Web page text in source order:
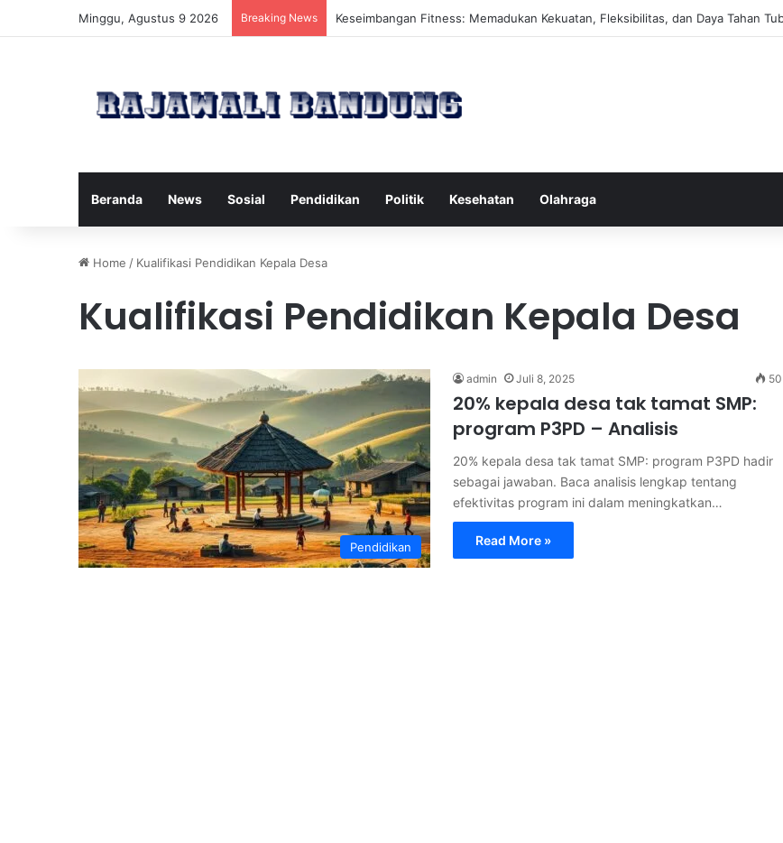
Minggu, Agustus 9 2026 Breaking News Manfaat Pilates Reformer untuk Meningkatkan Kekuatan Otot Inti Secara Efektif
Beranda News Sosial Pendidikan Politik Kesehatan Olahraga
Home / Kualifikasi Pendidikan Kepala Desa
Kualifikasi Pendidikan Kepala Desa
Pendidikan
admin Juli 8, 2025 50
20% kepala desa tak tamat SMP:
program P3PD – Analisis
20% kepala desa tak tamat SMP: program P3PD hadir
sebagai jawaban. Baca analisis lengkap tentang
efektivitas program ini dalam meningkatkan…
Read More »